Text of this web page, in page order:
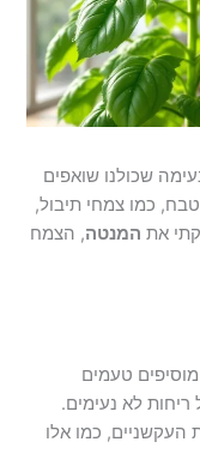
שכולנו שואפים
כמו צמחי תיבול,
את המנטה, הצמח
מוסיפים טעמים
לא נעימים.
העקשניים, כמו אלו